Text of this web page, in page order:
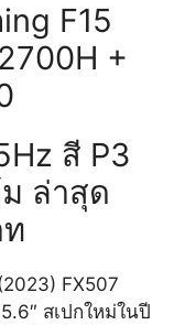
F15
+
สี P3
ล่าสุด
FX507
สเปกใหม่ในปี